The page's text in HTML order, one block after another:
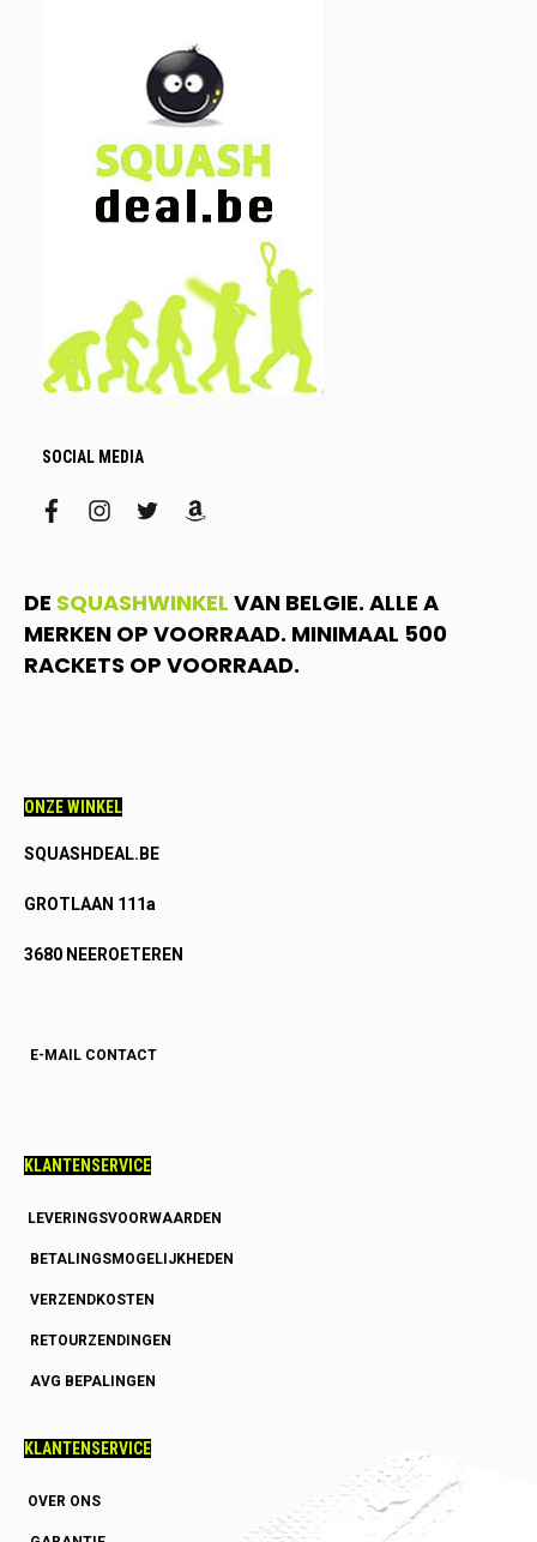
SOCIAL MEDIA
facebookinstagram
twitteramazon
DE SQUASHWINKEL VAN BELGIE. ALLE A
MERKEN OP VOORRAAD. MINIMAAL 500
RACKETS OP VOORRAAD.
ONZE WINKEL
SQUASHDEAL.BE
GROTLAAN 111a
3680 NEEROETEREN
E-MAIL CONTACT
KLANTENSERVICE
LEVERINGSVOORWAARDEN
BETALINGSMOGELIJKHEDEN
VERZENDKOSTEN
RETOURZENDINGEN
AVG BEPALINGEN
KLANTENSERVICE
OVER ONS